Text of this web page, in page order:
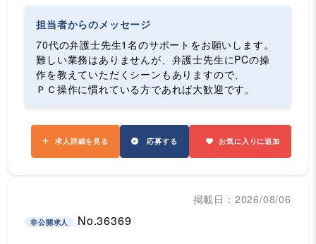
担当者からのメッセージ
70代の弁護士先生1名のサポートをお願いします。
難しい業務はありませんが、弁護士先生にPCの操
作を教えていただくシーンもありますので、
ＰＣ操作に慣れている方であれば大歓迎です。
求人詳細を見る 応募する お気に入りに追加
掲載日：2026/08/06
非公開求人 No.36369